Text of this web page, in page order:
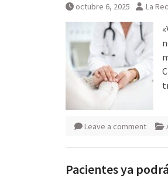
octubre 6, 2025 La
Leave a comment
Pacientes ya